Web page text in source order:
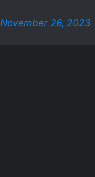
November 26, 2023